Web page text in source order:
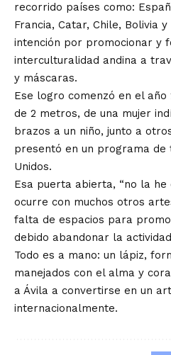
recorrido países como:
Francia, Catar, Chile, Bolivia
intención por promocionar y
interculturalidad andina a
y máscaras.
Ese logro comenzó en el año
de 2 metros, de una mujer
brazos a un niño, junto a
presentó en un programa de
Unidos.
Esa puerta abierta, “no la
ocurre con muchos otros
falta de espacios para
debido abandonar la
Todo es a mano: un lápiz,
manejados con el alma y
a Ávila a convertirse en un
internacionalmente.